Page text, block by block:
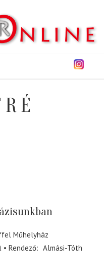
Műhelyház
Rendező
Almási-Tóth